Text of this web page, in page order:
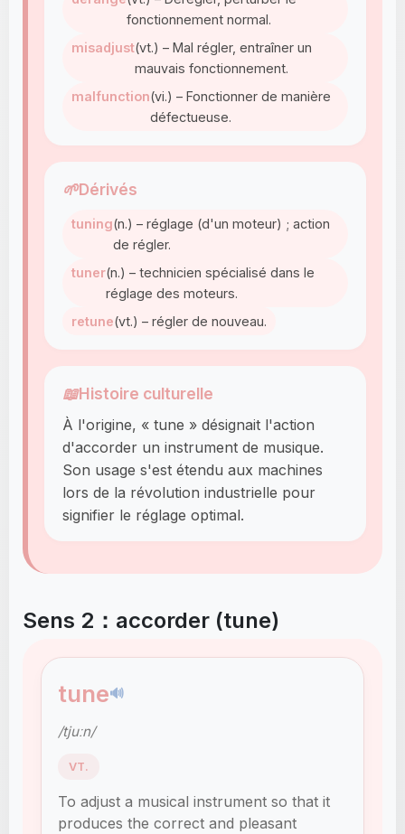
fonctionnement normal.
misadjust(vt.) – Mal régler, entraîner un
mauvais fonctionnement.
malfunction(vi.) – Fonctionner de manière
défectueuse.
🌱Dérivés
tuning(n.) – réglage (d'un moteur) ; action
de régler.
tuner(n.) – technicien spécialisé dans le
réglage des moteurs.
retune(vt.) – régler de nouveau.
📖Histoire culturelle
À l'origine, « tune » désignait l'action
d'accorder un instrument de musique.
Son usage s'est étendu aux machines
lors de la révolution industrielle pour
signifier le réglage optimal.
Sens 2：accorder (tune)
tune🔊
/tjuːn/
VT.
To adjust a musical instrument so that it
produces the correct and pleasant